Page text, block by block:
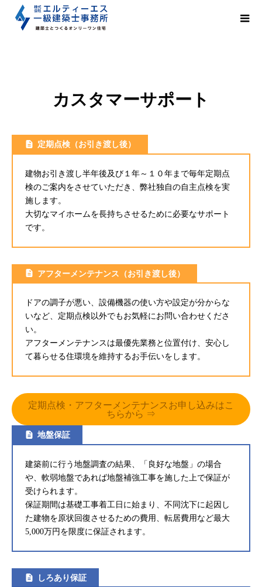
カスタマーサポート
定期点検（お引き渡し後）
建物お引き渡し半年後及び１年～１０年まで毎年定期点
検のご案内をさせていただき、弊社独自の自主点検を実
施します。
大切なマイホームを長持ちさせるために必要なサポート
です。
アフターメンテナンス（お引き渡し後）
ドアの調子が悪い、設備機器の使い方や設定が分からな
いなど、定期点検以外でもお気軽にお問い合わせくださ
い。
アフターメンテナンスは最優先業務と位置付け、安心し
て暮らせる住環境を維持するお手伝いをします。
定期点検・アフターメンテナンスお申し込みはこ
ちらから ⇒
地盤保証
建築前に行う地盤調査の結果、「良好な地盤」の場合
や、軟弱地盤であれば地盤補強工事を施した上で保証が
受けられます。
保証期間は基礎工事着工日に始まり、不同沈下に起因し
た建物を原状回復させるための費用、転居費用など最大
5,000万円を限度に保証されます。
しろあり保証